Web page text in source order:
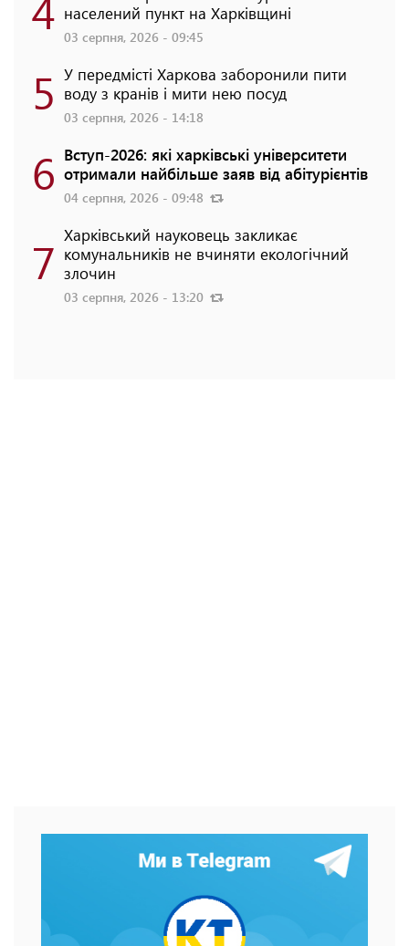
населений пункт на Харківщині
03 серпня, 2026 - 09:45
5 У передмісті Харкова заборонили пити
воду з кранів і мити нею посуд
03 серпня, 2026 - 14:18
6 Вступ-2026: які харківські університети
отримали найбільше заяв від абітурієнтів
04 серпня, 2026 - 09:48
7 Харківський науковець закликає
комунальників не вчиняти екологічний
злочин
03 серпня, 2026 - 13:20